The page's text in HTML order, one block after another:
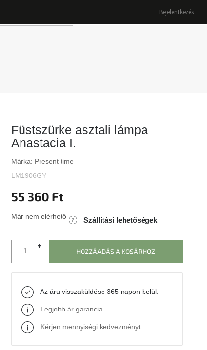
Bejelentkezés
Füstszürke asztali lámpa
Anastacia I.
Márka: Present time
LM1906GY
55 360 Ft
Már nem elérhető Szállítási lehetőségek
HOZZÁADÁS A KOSÁRHOZ
Az áru visszaküldése 365 napon belül.
Legjobb ár garancia
Kérjen mennyiségi kedvezményt.